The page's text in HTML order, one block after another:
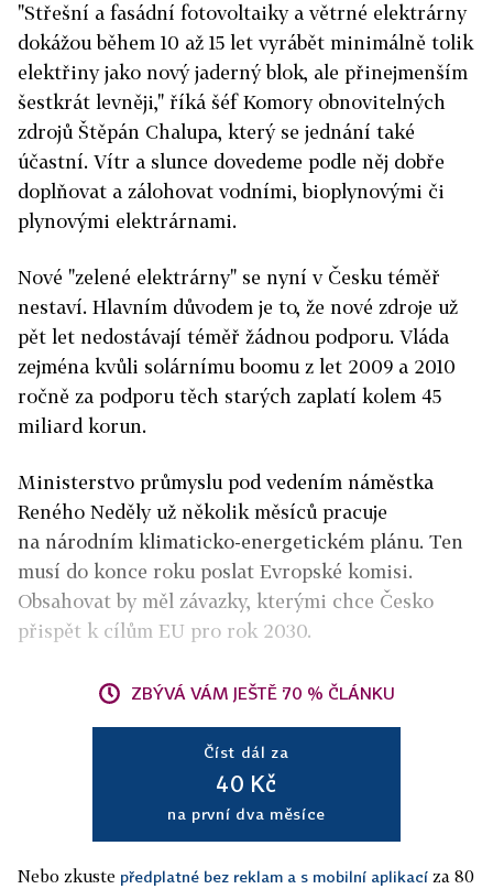
"Střešní a fasádní fotovoltaiky a větrné elektrárny
dokážou během 10 až 15 let vyrábět minimálně tolik
elektřiny jako nový jaderný blok, ale přinejmenším
šestkrát levněji," říká šéf Komory obnovitelných
zdrojů Štěpán Chalupa, který se jednání také
účastní. Vítr a slunce dovedeme podle něj dobře
doplňovat a zálohovat vodními, bioplynovými či
plynovými elektrárnami.
Nové "zelené elektrárny" se nyní v Česku téměř
nestaví. Hlavním důvodem je to, že nové zdroje už
pět let nedostávají téměř žádnou podporu. Vláda
zejména kvůli solárnímu boomu z let 2009 a 2010
ročně za podporu těch starých zaplatí kolem 45
miliard korun.
Ministerstvo průmyslu pod vedením náměstka
Reného Neděly už několik měsíců pracuje
na národním klimaticko-energetickém plánu. Ten
musí do konce roku poslat Evropské komisi.
Obsahovat by měl závazky, kterými chce Česko
přispět k cílům EU pro rok 2030.
ZBÝVÁ VÁM JEŠTĚ 70 % ČLÁNKU
Číst dál za
40 Kč
na první dva měsíce
Nebo zkuste předplatné bez reklam a s mobilní aplikací za 80